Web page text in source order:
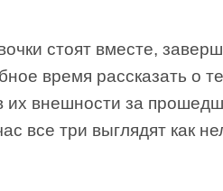
стоят вместе,
время рассказать о
их внешности за
все три выглядят как